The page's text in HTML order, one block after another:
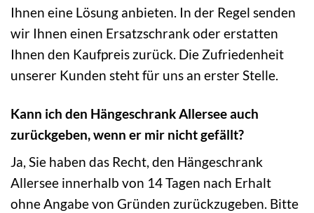
Ihnen eine Lösung anbieten. In der Regel senden
wir Ihnen einen Ersatzschrank oder erstatten
Ihnen den Kaufpreis zurück. Die Zufriedenheit
unserer Kunden steht für uns an erster Stelle.
Kann ich den Hängeschrank Allersee auch
zurückgeben, wenn er mir nicht gefällt?
Ja, Sie haben das Recht, den Hängeschrank
Allersee innerhalb von 14 Tagen nach Erhalt
ohne Angabe von Gründen zurückzugeben. Bitte